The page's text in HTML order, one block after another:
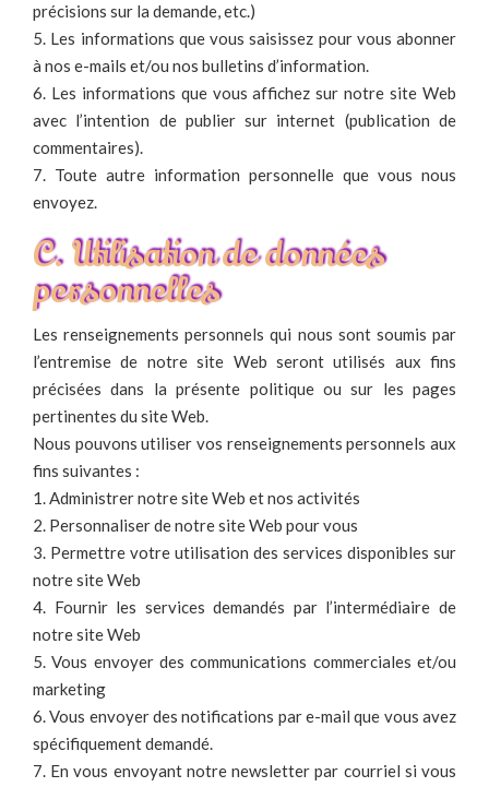
précisions sur la demande, etc.)
5. Les informations que vous saisissez pour vous abonner
à nos e-mails et/ou nos bulletins d’information.
6. Les informations que vous affichez sur notre site Web
avec l’intention de publier sur internet (publication de
commentaires).
7. Toute autre information personnelle que vous nous
envoyez.
C. Utilisation de données
personnelles
Les renseignements personnels qui nous sont soumis par
l’entremise de notre site Web seront utilisés aux fins
précisées dans la présente politique ou sur les pages
pertinentes du site Web.
Nous pouvons utiliser vos renseignements personnels aux
fins suivantes :
1. Administrer notre site Web et nos activités
2. Personnaliser de notre site Web pour vous
3. Permettre votre utilisation des services disponibles sur
notre site Web
4. Fournir les services demandés par l’intermédiaire de
notre site Web
5. Vous envoyer des communications commerciales et/ou
marketing
6. Vous envoyer des notifications par e-mail que vous avez
spécifiquement demandé.
7. En vous envoyant notre newsletter par courriel si vous